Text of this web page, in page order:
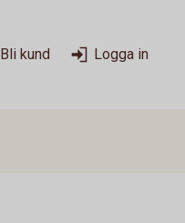
Bli kund Logga in